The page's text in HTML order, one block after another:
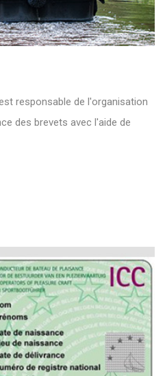
responsable de l'organisation
des brevets avec l'aide de